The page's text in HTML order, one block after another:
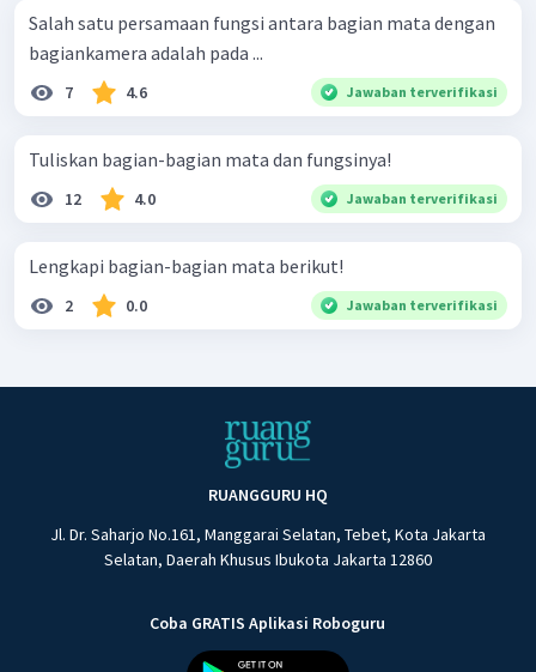
Salah satu persamaan fungsi antara bagian mata dengan
bagiankamera adalah pada ...
7 4.6 Jawaban terverifikasi
Tuliskan bagian-bagian mata dan fungsinya!
12 4.0 Jawaban terverifikasi
Lengkapi bagian-bagian mata berikut!
2 0.0 Jawaban terverifikasi
RUANGGURU HQ
Jl. Dr. Saharjo No.161, Manggarai Selatan, Tebet, Kota Jakarta
Selatan, Daerah Khusus Ibukota Jakarta 12860
Coba GRATIS Aplikasi Roboguru